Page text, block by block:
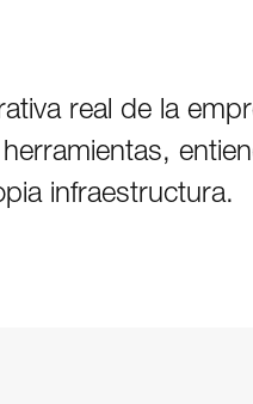
real de la
infraestructura.